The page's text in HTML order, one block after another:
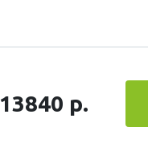
13840 р.